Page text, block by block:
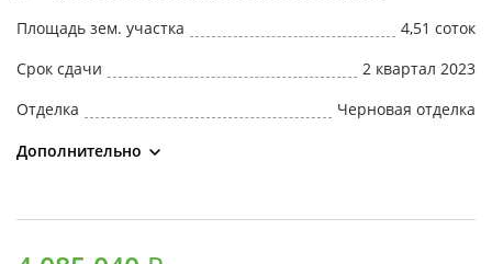
Площадь зем. участка
4,51 соток
Срок сдачи
2 квартал 2023
Отделка
Черновая отделка
Дополнительно